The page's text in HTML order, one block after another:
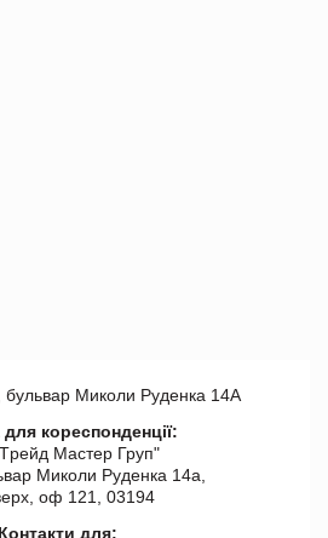
бульвар Миколи Руденка 14А
кореспонденції:
Мастер Груп"
Миколи Руденка 14а,
оф 121, 03194
Контакти для: